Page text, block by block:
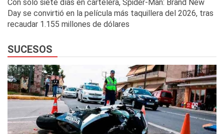
Con solo siete días en cartelera, Spider-Man: Brand New
Day se convirtió en la película más taquillera del 2026, tras
recaudar 1.155 millones de dólares
SUCESOS